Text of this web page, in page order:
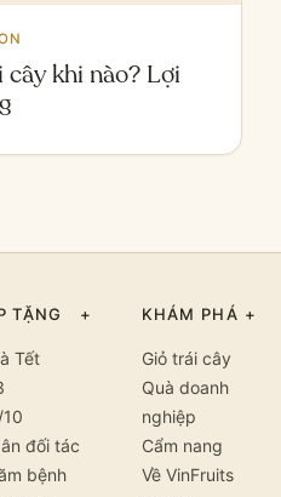
khi nào? Lợi
TẶNG +
Tết
đối tác
bệnh
KHÁM PHÁ +
Giỏ trái cây
Quà doanh
nghiệp
Cẩm nang
Về VinFruits